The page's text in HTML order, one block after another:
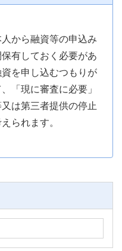
から融資等の申込み
有しておく必要があ
を申し込むつもりが
「現に審査に必要」
は第三者提供の停止
られます。